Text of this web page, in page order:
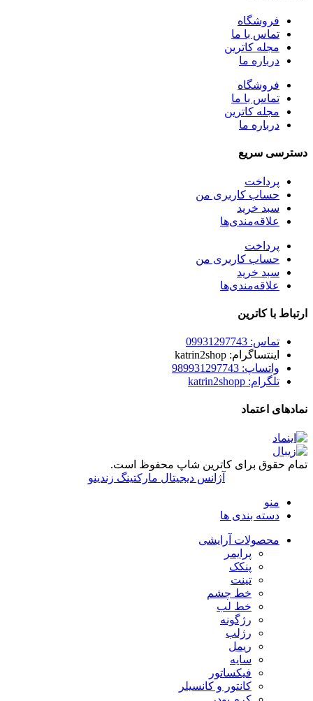
فروشگاه
تماس با ما
مجله کاترین
درباره ما
فروشگاه
تماس با ما
مجله کاترین
درباره ما
دسترسی سریع
پرداخت
حساب کاربری من
سبد خرید
علاقه‌مندی‌ها
پرداخت
حساب کاربری من
سبد خرید
علاقه‌مندی‌ها
ارتباط با کاترین
تماس: 09931297743
اینتساگرام: katrin2shop
واتساپ: 989931297743
تلگرام: katrin2shopp
نمادهای اعتماد
تمام حقوق برای کاترین شاپ محفوظ است.
آژانس دیجیتال مارکتینگ زندینو
منو
دسته بندی ها
محصولات آرایشی
پرایمر
پنکک
تینت
خط چشم
خط لب
رژگونه
رژلب
ریمل
سایه
فیکساتور
کانتور و کانسیلر